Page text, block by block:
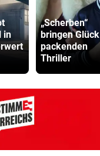
in
„Scherben“
bringen
packenden
Thriller